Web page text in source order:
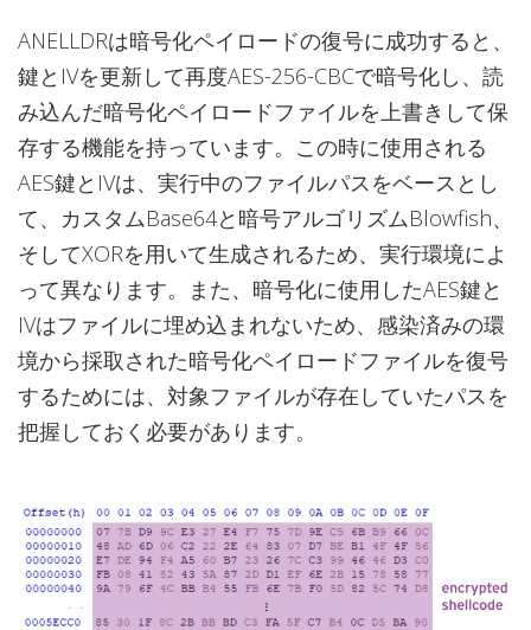
ANELLDRは暗号化ペイロードの復号に成功すると、
鍵とIVを更新して再度AES-256-CBCで暗号化し、読
み込んだ暗号化ペイロードファイルを上書きして保
存する機能を持っています。この時に使用される
AES鍵とIVは、実行中のファイルパスをベースとし
て、カスタムBase64と暗号アルゴリズムBlowfish、
そしてXORを用いて生成されるため、実行環境によ
って異なります。また、暗号化に使用したAES鍵と
IVはファイルに埋め込まれないため、感染済みの環
境から採取された暗号化ペイロードファイルを復号
するためには、対象ファイルが存在していたパスを
把握しておく必要があります。